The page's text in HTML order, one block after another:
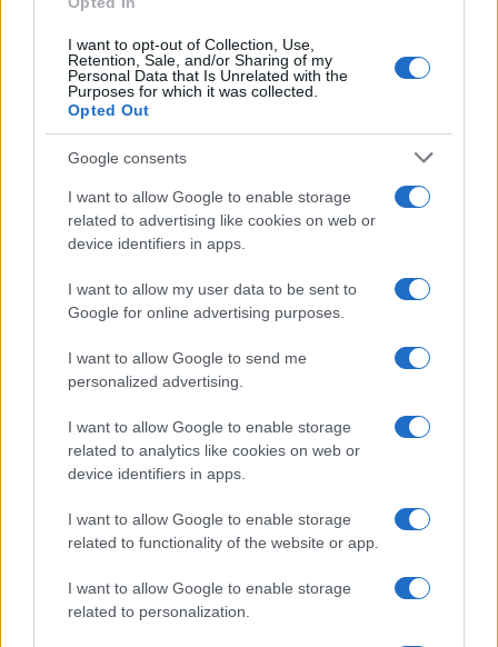
I want to opt-out of Collection, Use,
Retention, Sale, and/or Sharing of my
Personal Data that Is Unrelated with the
Purposes for which it was collected.
Opted Out
Google consents
I want to allow Google to enable storage
related to advertising like cookies on web or
device identifiers in apps.
I want to allow my user data to be sent to
Google for online advertising purposes.
I want to allow Google to send me
personalized advertising.
I want to allow Google to enable storage
related to analytics like cookies on web or
device identifiers in apps.
I want to allow Google to enable storage
related to functionality of the website or app.
I want to allow Google to enable storage
related to personalization.
Curso de verano de la Universidad de La
Rioja finaliza con celebración
gastronómica
La Universidad de La Rioja despidió a 60…
Tragedia en Santa Susanna: un bombero
Un bombero de la Generalitat pierde la vida…